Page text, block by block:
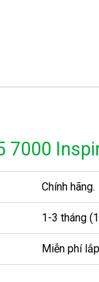
7000
Chính hãng.
1-3 tháng
Miễn phí